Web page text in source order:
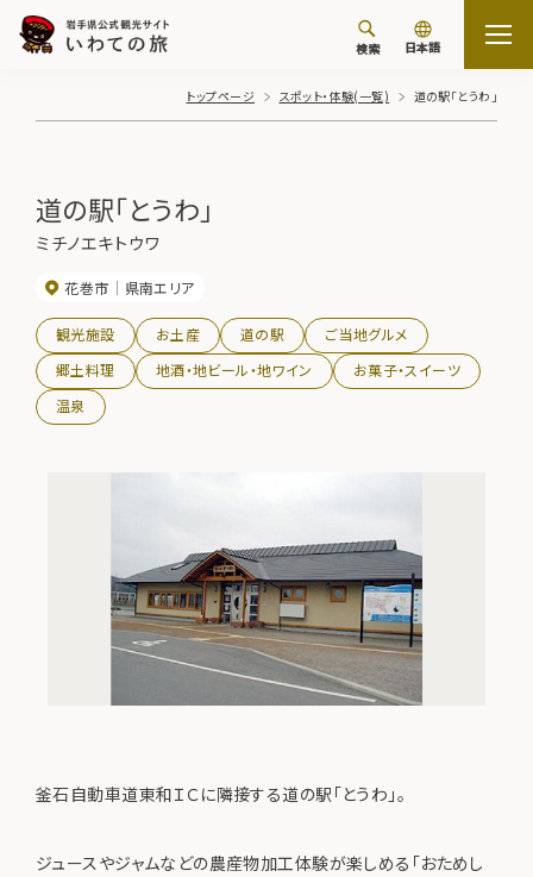
検索 日本語
トップページ スポット・体験(一覧) 道の駅「とうわ」
道の駅「とうわ」
ミチノエキトウワ
花巻市 県南エリア
観光施設 お土産 道の駅
ご当地グルメ
郷土料理
地酒・地ビール・地ワイン
お菓子・スイーツ
温泉
釜石自動車道東和ＩＣに隣接する道の駅「とうわ」。
ジュースやジャムなどの農産物加工体験が楽しめる「おためし